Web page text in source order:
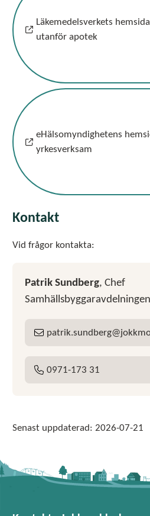
Läkemedelsverkets
utanför apotek
eHälsomyndighetens
yrkesverksam
Kontakt
Vid frågor kontakta:
Patrik Sundberg, Chef
Samhällsbyggaravdelningen
patrik sundberg
0971-173 31
Senast uppdaterad: 2026-07-21